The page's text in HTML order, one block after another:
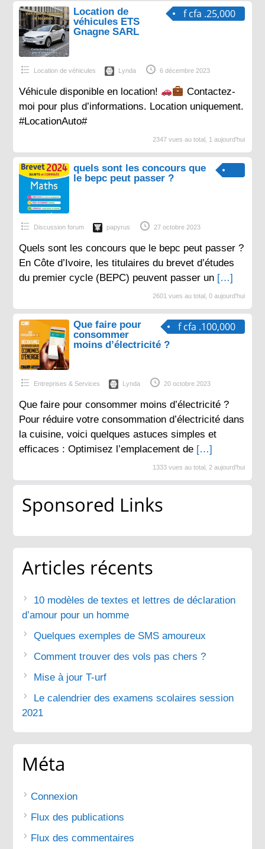
f cfa .25,000
Location de
véhicules ETS
Gnagne SARL
Location de véhicules Lynda 6 décembre 2023
Véhicule disponible en location!
Contactez-
moi pour plus d’informations. Location uniquement.
#LocationAuto#
2347 vues au total, 1 aujourd'hui
quels sont les concours que
le bepc peut passer ?
Discussion forum papyrus 27 octobre 2023
Quels sont les concours que le bepc peut passer ?
En Côte d’Ivoire, les titulaires du brevet d’études
du premier cycle (BEPC) peuvent passer un […]
2601 vues au total, 0 aujourd'hui
f cfa .100,000
Que faire pour
consommer
moins d’électricité ?
Entreprises & Services Lynda 20 octobre 2023
Que faire pour consommer moins d’électricité ?
Pour réduire votre consommation d’électricité dans
la cuisine, voici quelques astuces simples et
efficaces : Optimisez l’emplacement de […]
1333 vues au total, 2 aujourd'hui
Sponsored Links
Articles récents
10 modèles de textes et lettres de déclaration
d’amour pour un homme
Quelques exemples de SMS amoureux
Comment trouver des vols pas chers ?
Mise à jour T-urf
Le calendrier des examens scolaires session
2021
Méta
Connexion
Flux des publications
Flux des commentaires